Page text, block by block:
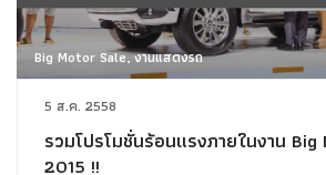
Big Motor Sale, งานแสดงรถ
5 ส.ค. 2558
รวมโปรโมชั่นร้อนแรงภายในงาน
2015 !!